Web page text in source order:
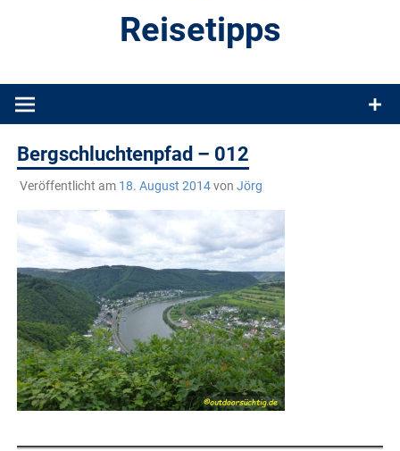
Reisetipps
Produkttests und Buchrezensionen. Ein Blog für alle, die gern
Bergschluchtenpfad – 012
Veröffentlicht am 18. August 2014von Jörg